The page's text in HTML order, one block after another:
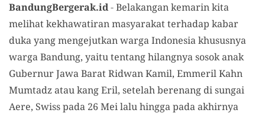
BandungBergerak.id-Belakangan kemarin kita
melihat kekhawatiran masyarakat terhadap kabar
duka yang mengejutkan warga Indonesia khususnya
warga Bandung, yaitu tentang hilangnya sosok anak
Gubernur Jawa Barat Ridwan Kamil, Emmeril Kahn
Mumtadz atau kang Eril, setelah berenang di sungai
Aere, Swiss pada 26 Mei lalu hingga pada akhirnya